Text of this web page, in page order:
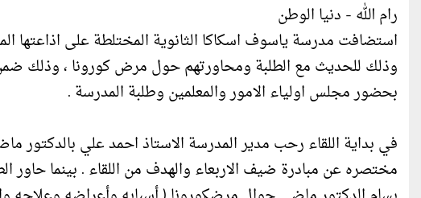
رام الله - دنيا الوطن
استضافت مدرسة ياسوف اسكاكا الثانوية المختلطة على اذاعتها
وذلك للحديث مع الطلبة ومحاورتهم حول مرض كورونا ، وذلك
بحضور مجلس اولياء الامور والمعلمين وطلبة المدرسة .
في بداية اللقاء رحب مدير المدرسة الاستاذ احمد علي بالدكتور
مختصره عن مبادرة ضيف الاربعاء والهدف من اللقاء . بينما حاور